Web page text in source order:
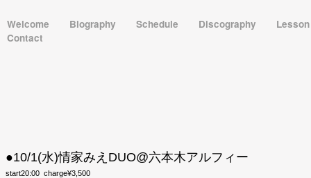
Welcome Biography Schedule Discography
Contact
●10/1(水)情家みえDUO@六本木アルフィー
start20:00 charge¥3,500